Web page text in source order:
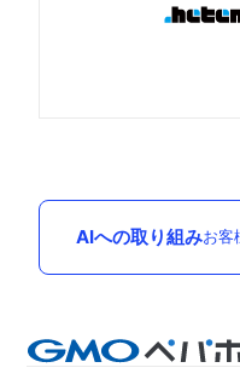
AIへの取り組みお客